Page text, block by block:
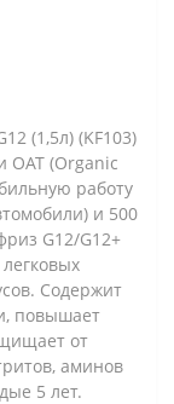
(1,5л) (KF103)
OAT (Organic
работу
и 500
G12/G12+
Содержит
повышает
от
аминов
5 лет.